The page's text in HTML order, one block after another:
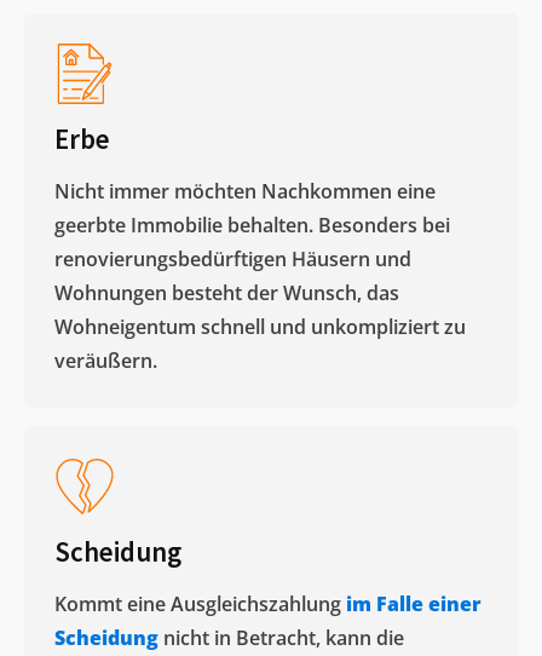
Erbe
Nicht immer möchten Nachkommen eine
geerbte Immobilie behalten. Besonders bei
renovierungsbedürftigen Häusern und
Wohnungen besteht der Wunsch, das
Wohneigentum schnell und unkompliziert zu
veräußern. ​
Scheidung
Kommt eine Ausgleichszahlung im Falle einer
Scheidung nicht in Betracht, kann die